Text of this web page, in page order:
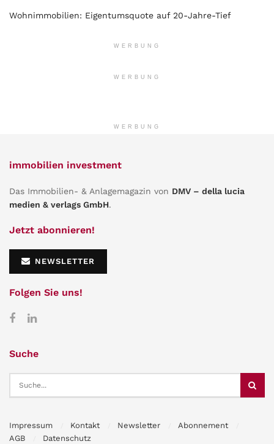
Wohnimmobilien: Eigentumsquote auf 20-Jahre-Tief
WERBUNG
WERBUNG
WERBUNG
immobilien investment
Das Immobilien- & Anlagemagazin von DMV – della lucia
medien & verlags GmbH.
Jetzt abonnieren!
NEWSLETTER
Folgen Sie uns!
Suche
Impressum Kontakt Newsletter
Abonnement
AGB
Datenschutz